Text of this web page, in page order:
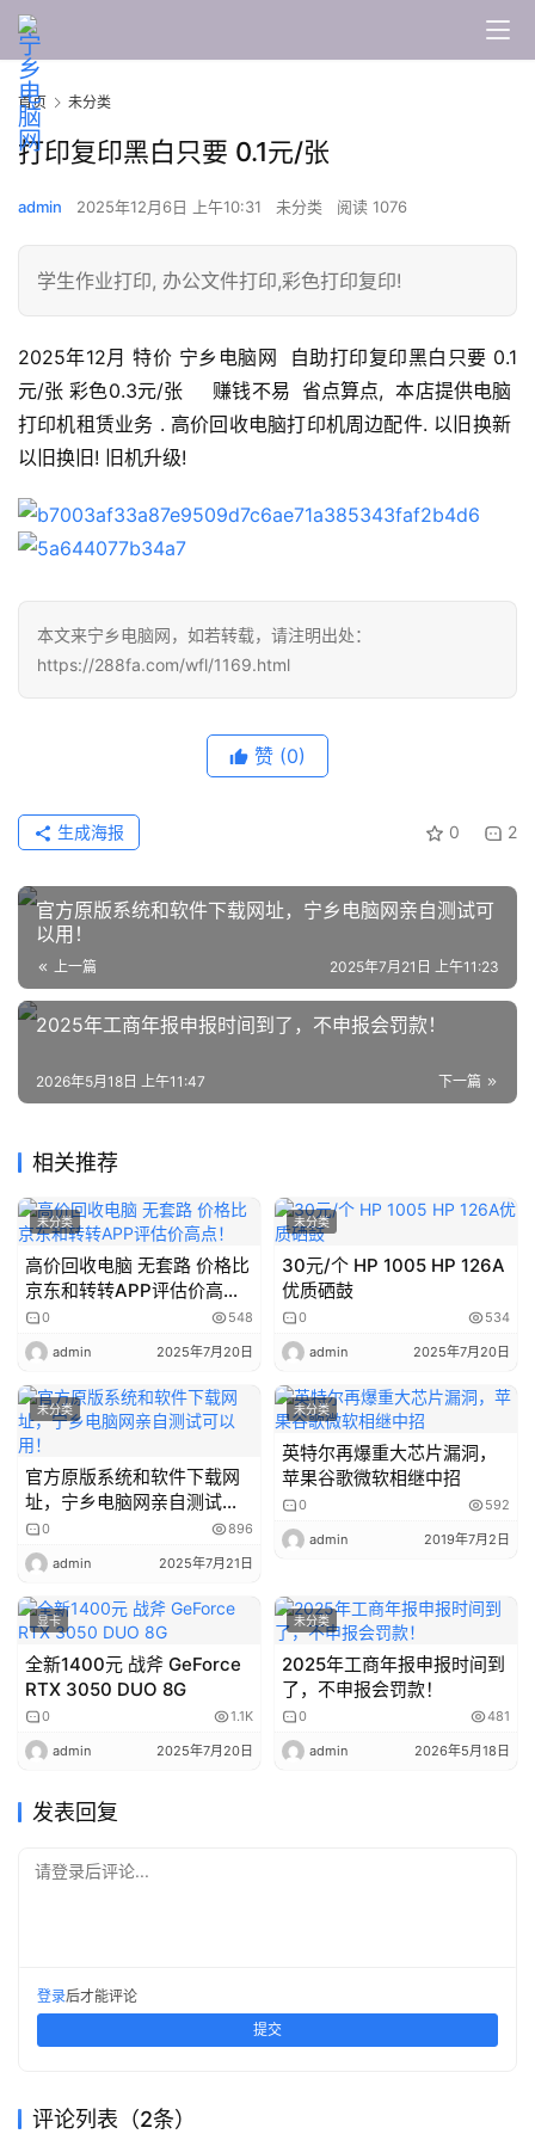
组
电
脑
监
控
设
维
修
显
示
器
显
脑
配
件
电
脑
优
化
经
验
主
板
二
手
电
脑
及
配
件
宽
流
投
稿
登
首页 未分类
打印复印黑白只要 0.1元/张
admin 2025年12月6日 上午10:31 未分类 阅读 1076
学生作业打印, 办公文件打印,彩色打印复印!
2025年12月 特价 宁乡电脑网  自助打印复印黑白只要 0.1
元/张 彩色0.3元/张     赚钱不易  省点算点,  本店提供电脑
打印机租赁业务 . 高价回收电脑打印机周边配件. 以旧换新
以旧换旧! 旧机升级!
本文来宁乡电脑网，如若转载，请注明出处：
https://288fa.com/wfl/1169.html
赞 (0)
0 2
生成海报
官方原版系统和软件下载网址，宁乡电脑网亲自测试可
以用！
上一篇 2025年7月21日 上午11:23
2025年工商年报申报时间到了，不申报会罚款！
下一篇
2026年5月18日 上午11:47
相关推荐
未分类
高价回收电脑 无套路 价格比
京东和转转APP评估价高
点！
0 548
admin 2025年7月20日
未分类
30元/个 HP 1005 HP 126A
优质硒鼓
0 534
admin 2025年7月20日
未分类
官方原版系统和软件下载网
址，宁乡电脑网亲自测试可
以用！
0 896
admin 2025年7月21日
未分类
英特尔再爆重大芯片漏洞，
苹果谷歌微软相继中招
0 592
admin 2019年7月2日
显卡
全新1400元 战斧 GeForce
RTX 3050 DUO 8G
0 1.1K
admin 2025年7月20日
未分类
2025年工商年报申报时间到
了，不申报会罚款！
0 481
admin 2026年5月18日
发表回复
请登录后评论...
登录后才能评论
提交
评论列表（2条）